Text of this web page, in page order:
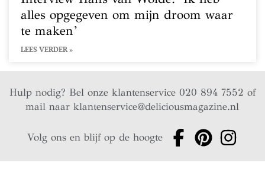
alles opgegeven om mijn droom waar
te maken’
LEES VERDER »
Hulp nodig? Bel onze klantenservice 020 894 7552 of
mail naarklantenservice@deliciousmagazine.nl
Volg ons en blijf op de hoogte